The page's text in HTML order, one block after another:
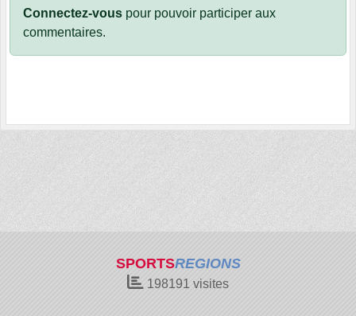
Connectez-vous pour pouvoir participer aux
commentaires.
SPORTSREGIONS
198191 visites